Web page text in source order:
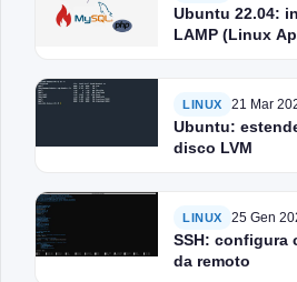
Ubuntu 22.04:
LAMP (Linux
LINUX 21 Mar
Ubuntu:
disco LVM
LINUX 25 Gen
SSH: configura
da remoto